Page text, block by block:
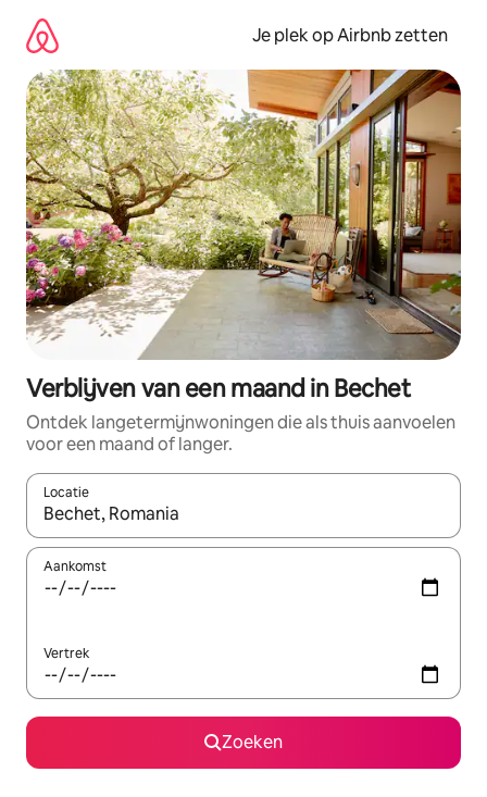
direct
naar
inhoud
Je plek op Airbnb zetten
Verblijven van een maand in Bechet
Ontdek langetermijnwoningen die als thuis aanvoelen
voor een maand of langer.
Locatie
Wanneer er resultaten beschikbaar zijn, maak je een keuze
Aankomst
Vertrek
Zoeken